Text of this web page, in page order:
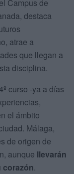
Campus de
destaca
atrae a
que llegan a
disciplina.
curso -ya a días
el ámbito
Málaga,
de origen de
aunque llevarán
corazón.